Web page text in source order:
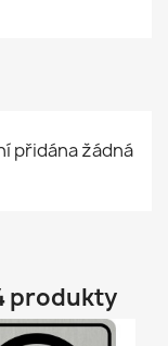
přidána žádná
produkty